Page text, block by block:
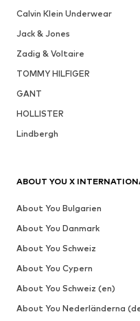
Calvin Klein Underwear
Jack & Jones
Zadig & Voltaire
TOMMY HILFIGER
GANT
HOLLISTER
Lindbergh
ABOUT YOU X
About You Bulgarien
About You Danmark
About You Schweiz
About You Cypern
About You Schweiz (en)
About You Nederländerna